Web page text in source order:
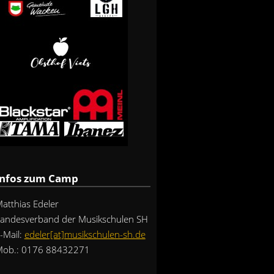
zum Camp
Edeler
der Musikschulen SH
Mail: edeler[at]musikschulen-sh.de
0176 88432271